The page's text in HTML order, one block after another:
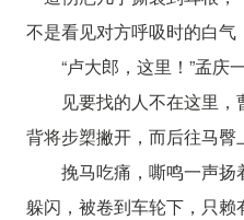
不是看见对方呼吸时的白气
“卢大郎，这里！”孟庆
见要找的人不在这里
背将步槊撇开，而后往马臀
挽马吃痛，嘶鸣一声扬
躲闪，被卷到车轮下，只赖